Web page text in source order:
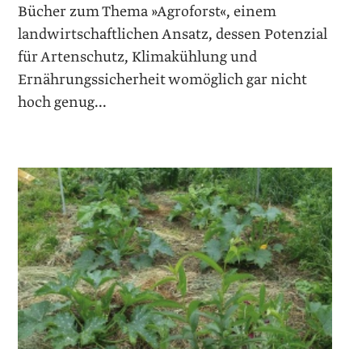
Bücher zum Thema »Agroforst«, einem
landwirtschaftlichen Ansatz, dessen Potenzial
für Artenschutz, Klimakühlung und
Ernährungssicherheit womöglich gar nicht
hoch genug...